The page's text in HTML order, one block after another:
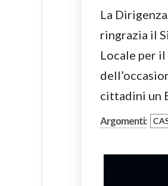
La
ringrazia il
Locale per
cittadini un
Argomenti: